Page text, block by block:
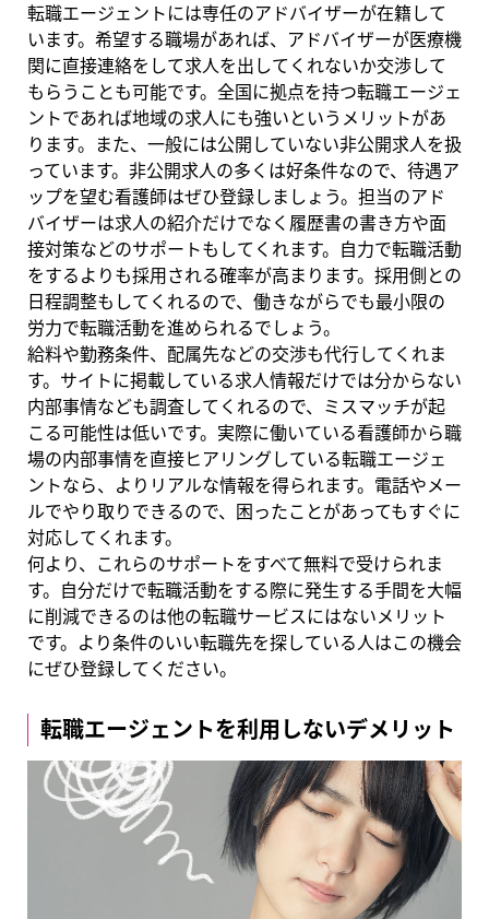
転職エージェントには専任のアドバイザーが在籍して
います。希望する職場があれば、アドバイザーが医療機
関に直接連絡をして求人を出してくれないか交渉して
もらうことも可能です。全国に拠点を持つ転職エージェ
ントであれば地域の求人にも強いというメリットがあ
ります。また、一般には公開していない非公開求人を扱
っています。非公開求人の多くは好条件なので、待遇ア
ップを望む看護師はぜひ登録しましょう。担当のアド
バイザーは求人の紹介だけでなく履歴書の書き方や面
接対策などのサポートもしてくれます。自力で転職活動
をするよりも採用される確率が高まります。採用側との
日程調整もしてくれるので、働きながらでも最小限の
労力で転職活動を進められるでしょう。
給料や勤務条件、配属先などの交渉も代行してくれま
す。サイトに掲載している求人情報だけでは分からない
内部事情なども調査してくれるので、ミスマッチが起
こる可能性は低いです。実際に働いている看護師から職
場の内部事情を直接ヒアリングしている転職エージェ
ントなら、よりリアルな情報を得られます。電話やメー
ルでやり取りできるので、困ったことがあってもすぐに
対応してくれます。
何より、これらのサポートをすべて無料で受けられま
す。自分だけで転職活動をする際に発生する手間を大幅
に削減できるのは他の転職サービスにはないメリット
です。より条件のいい転職先を探している人はこの機会
にぜひ登録してください。
転職エージェントを利用しないデメリット